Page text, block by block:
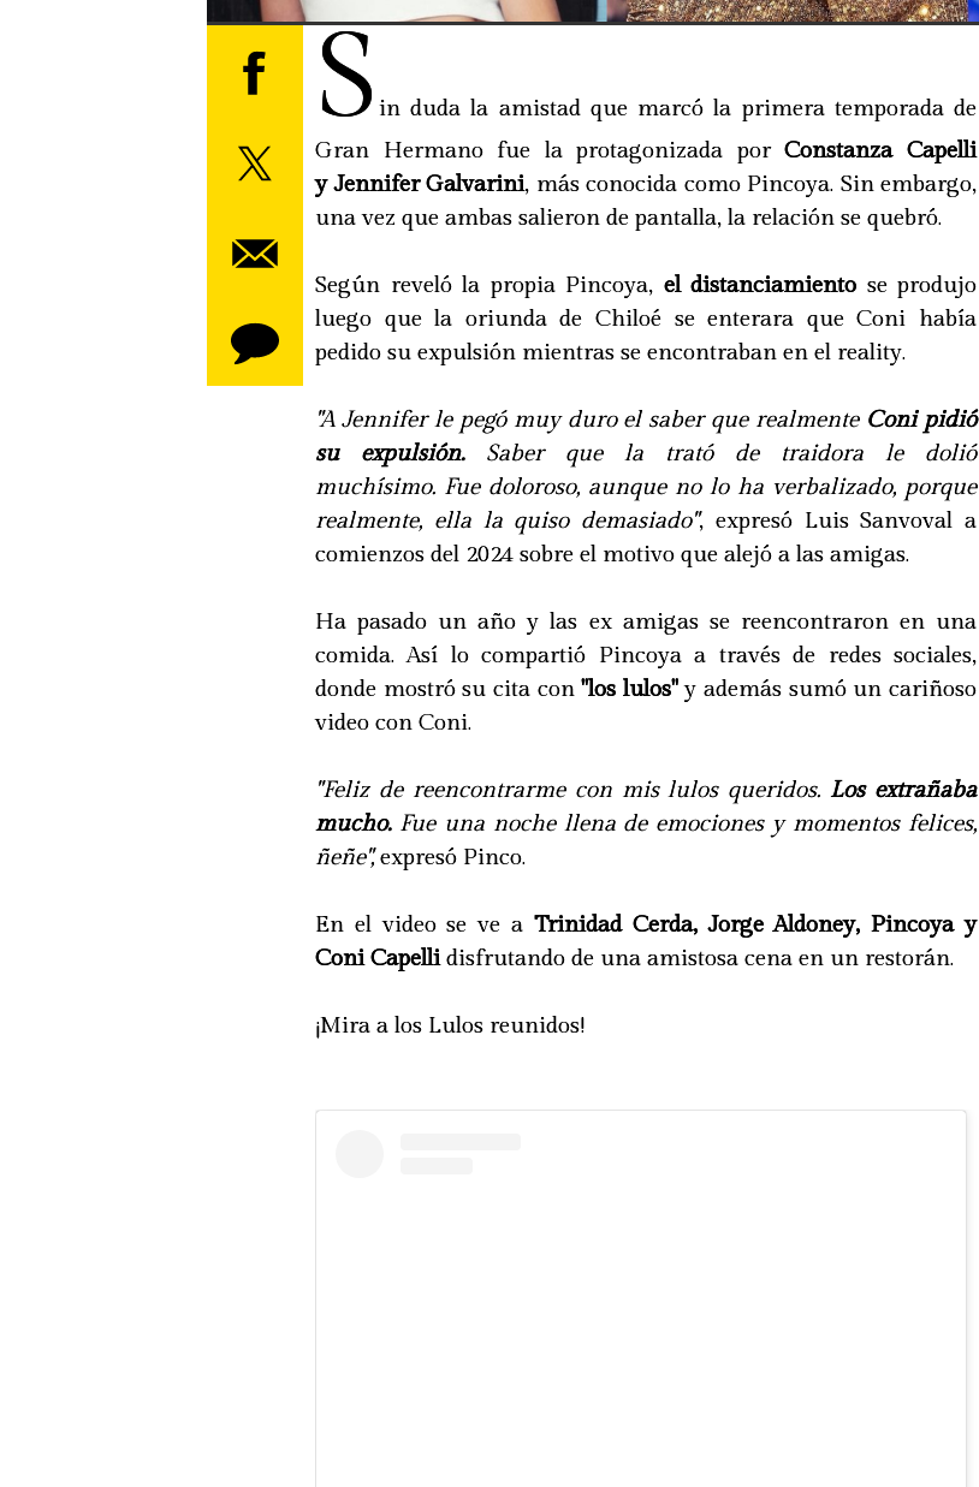
S in duda la amistad que marcó la primera temporada de
Gran Hermano fue la protagonizada porConstanza Capelli
y Jennifer Galvarini, más conocida como Pincoya. Sin embargo,
una vez que ambas salieron de pantalla, la relación se quebró.
Según reveló la propia Pincoya, el distanciamiento se produjo
luego que la oriunda de Chiloé se enterara que Coni había
pedido su expulsión mientras se encontraban en el reality.
"A Jennifer le pegó muy duro el saber que realmente Coni pidió
su expulsión.Saber que la trató de traidora le dolió
muchísimo. Fue doloroso, aunque no lo ha verbalizado, porque
realmente, ella la quiso demasiado", expresó Luis Sanvoval a
comienzos del 2024 sobre el motivo que alejó a las amigas.
Ha pasado un año y las ex amigas se reencontraron en una
comida. Así lo compartió Pincoya a través de redes sociales,
donde mostró su cita con"los lulos"y además sumó un cariñoso
video con Coni.
"Feliz de reencontrarme con mis lulos queridos. Los extrañaba
mucho.Fue una noche llena de emociones y momentos felices,
ñeñe",expresó Pinco.
En el video se ve a Trinidad Cerda, Jorge Aldoney, Pincoya y
Coni Capellidisfrutando de una amistosa cena en un restorán.
¡Mira a los Lulos reunidos!